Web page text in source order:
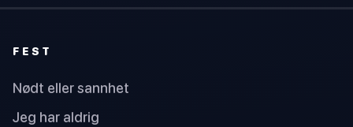
FEST
Nødt eller sannhet
Jeg har aldrig